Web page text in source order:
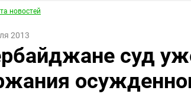
новостей
2013
суд